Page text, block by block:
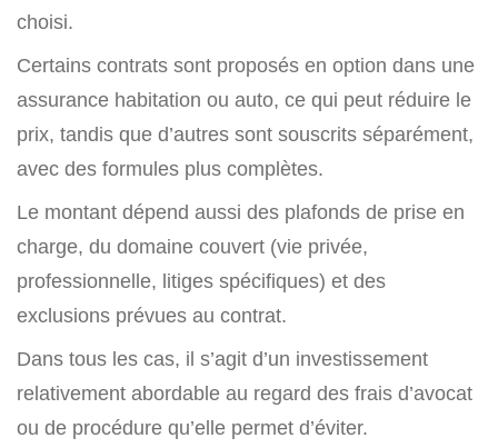
choisi.
Certains contrats sont proposés en option dans une
assurance habitation ou auto, ce qui peut réduire le
prix, tandis que d’autres sont souscrits séparément,
avec des formules plus complètes.
Le montant dépend aussi des plafonds de prise en
charge, du domaine couvert (vie privée,
professionnelle, litiges spécifiques) et des
exclusions prévues au contrat.
Dans tous les cas, il s’agit d’un investissement
relativement abordable au regard des frais d’avocat
ou de procédure qu’elle permet d’éviter.